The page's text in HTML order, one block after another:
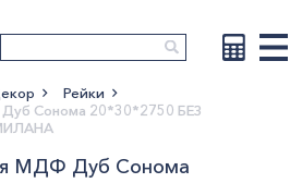
больше
Рейки
Сонома 20*30*2750 БЕЗ
МДФ Дуб Сонома